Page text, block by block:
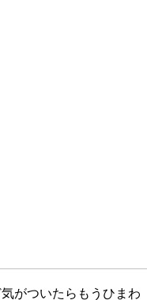
がついたらもうひまわ